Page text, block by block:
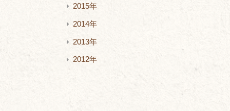
2015年
2014年
2013年
2012年